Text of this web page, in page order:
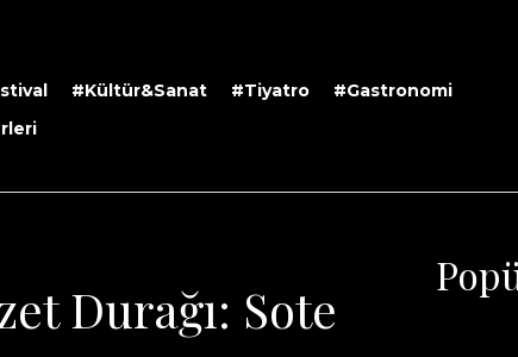
#Kültür&Sanat #Tiyatro
#Gastronomi
Durağı: Sote